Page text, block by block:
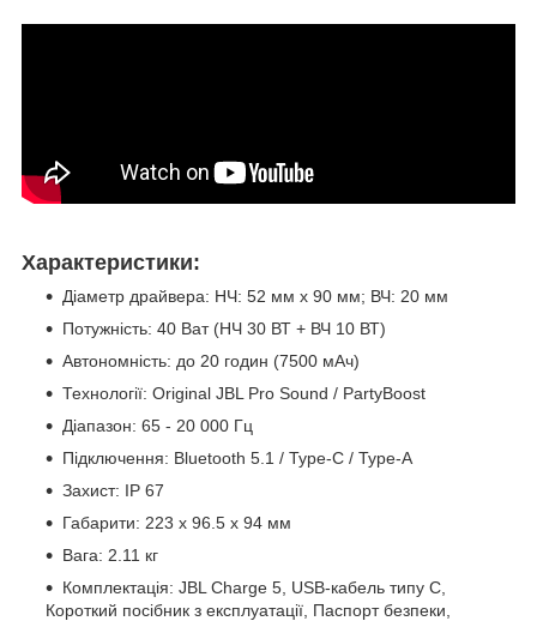
Характеристики:
Діаметр драйвера: НЧ: 52 мм x 90 мм; ВЧ: 20 мм
Потужність: 40 Ват (НЧ 30 ВТ + ВЧ 10 ВТ)
Автономність: до 20 годин (7500 мАч)
Технології: Original JBL Pro Sound / PartyBoost
Діапазон: 65 - 20 000 Гц
Підключення: Bluetooth 5.1 / Type-C / Type-A
Захист: IP 67
Габарити: 223 x 96.5 x 94 мм
Вага: 2.11 кг
Комплектація: JBL Charge 5, USB-кабель типу C,
Короткий посібник з експлуатації, Паспорт безпеки,